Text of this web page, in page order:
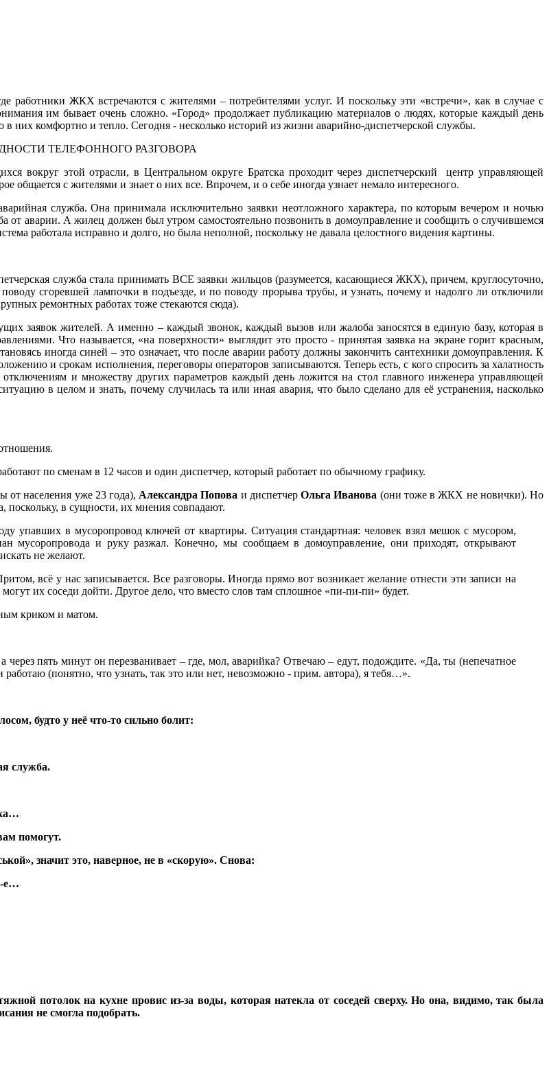
работники ЖКХ встречаются с жителями – потребителями услуг. И поскольку эти «встречи», как в случае с
им бывает очень сложно. «Город» продолжает публикацию материалов о людях, которые каждый день
них комфортно и тепло. Сегодня - несколько историй из жизни аварийно-диспетчерской службы.
ТЕЛЕФОННОГО РАЗГОВОРА
вокруг этой отрасли, в Центральном округе Братска проходит через диспетчерский центр управляющей
общается с жителями и знает о них все. Впрочем, и о себе иногда узнает немало интересного.
служба. Она принимала исключительно заявки неотложного характера, по которым вечером и ночью
от аварии. А жилец должен был утром самостоятельно позвонить в домоуправление и сообщить о случившемся
работала исправно и долго, но была неполной, поскольку не давала целостного видения картины.
служба стала принимать ВСЕ заявки жильцов (разумеется, касающиеся ЖКХ), причем, круглосуточно,
сгоревшей лампочки в подъезде, и по поводу прорыва трубы, и узнать, почему и надолго ли отключили
ремонтных работах тоже стекаются сюда).
заявок жителей. А именно – каждый звонок, каждый вызов или жалоба заносятся в единую базу, которая в
Что называется, «на поверхности» выглядит это просто - принятая заявка на экране горит красным,
иногда синей – это означает, что после аварии работу должны закончить сантехники домоуправления. К
и срокам исполнения, переговоры операторов записываются. Теперь есть, с кого спросить за халатность
и множеству других параметров каждый день ложится на стол главного инженера управляющей
в целом и знать, почему случилась та или иная авария, что было сделано для её устранения, насколько
по сменам в 12 часов и один диспетчер, который работает по обычному графику.
от населения уже 23 года), Александра Попова и диспетчерОльга Иванова (они тоже в ЖКХ не новички). Но
поскольку, в сущности, их мнения совпадают.
упавших в мусоропровод ключей от квартиры. Ситуация стандартная: человек взял мешок с мусором,
мусоропровода и руку разжал. Конечно, мы сообщаем в домоуправление, они приходят, открывают
не желают.
всё у нас записывается. Все разговоры. Иногда прямо вот возникает желание отнести эти записи на
их соседи дойти. Другое дело, что вместо слов там сплошное «пи-пи-пи» будет.
криком и матом.
пять минут он перезванивает – где, мол, аварийка? Отвечаю – едут, подождите. «Да, ты (непечатное
(понятно, что узнать, так это или нет, невозможно - прим. автора), я тебя…».
будто у неё что-то сильно болит:
служба.
помогут.
значит это, наверное, не в «скорую». Снова:
е…
потолок на кухне провис из-за воды, которая натекла от соседей сверху. Но она, видимо, так была
не смогла подобрать.